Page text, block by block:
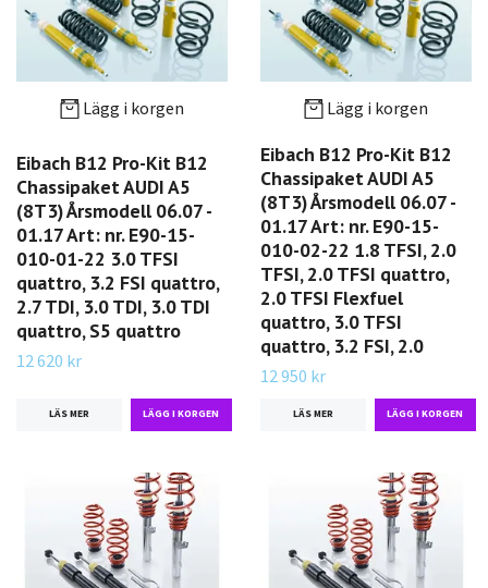
Lägg i korgen
Eibach B12 Pro-Kit B12
Chassipaket AUDI A5
(8T3) Årsmodell 06.07 -
01.17 Art: nr. E90-15-
010-01-22 3.0 TFSI
quattro, 3.2 FSI quattro,
2.7 TDI, 3.0 TDI, 3.0 TDI
quattro, S5 quattro
12 620 kr
LÄS MER
Lägg i korgen
Eibach B12 Pro-Kit B12
Chassipaket AUDI A5
(8T3) Årsmodell 06.07 -
01.17 Art: nr. E90-15-
010-02-22 1.8 TFSI, 2.0
TFSI, 2.0 TFSI quattro,
2.0 TFSI Flexfuel
quattro, 3.0 TFSI
quattro, 3.2 FSI, 2.0
12 950 kr
LÄS MER